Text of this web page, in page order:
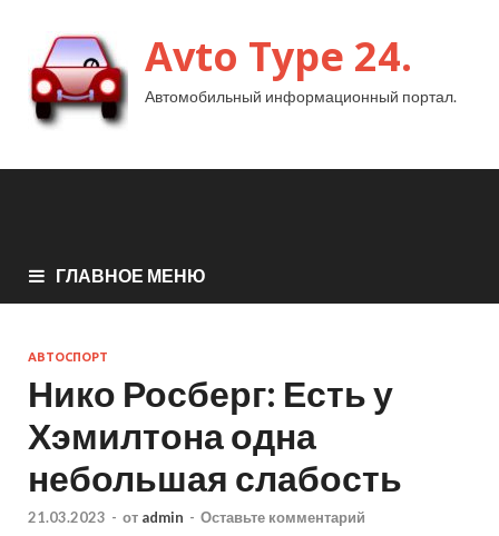
Avto Type 24.
Автомобильный информационный портал.
ГЛАВНОЕ МЕНЮ
АВТОСПОРТ
Нико Росберг: Есть у
Хэмилтона одна
небольшая слабость
21.03.2023 - от admin - Оставьте комментарий